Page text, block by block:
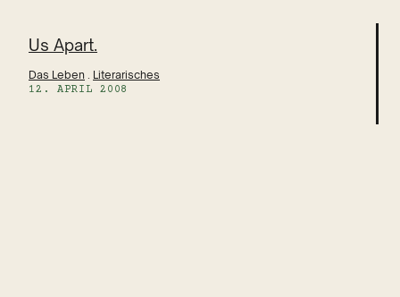
Us Apart.
Das Leben Literarisches
12. APRIL 2008